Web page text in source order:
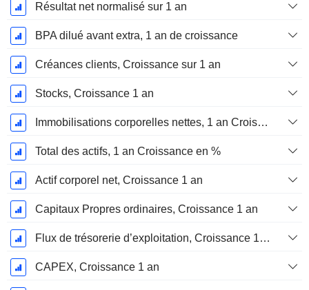
Résultat net normalisé sur 1 an
BPA dilué avant extra, 1 an de croissance
Créances clients, Croissance sur 1 an
Stocks, Croissance 1 an
Immobilisations corporelles nettes, 1 an Croissance
Total des actifs, 1 an Croissance en %
Actif corporel net, Croissance 1 an
Capitaux Propres ordinaires, Croissance 1 an
Flux de trésorerie d’exploitation, Croissance 1 an
CAPEX, Croissance 1 an